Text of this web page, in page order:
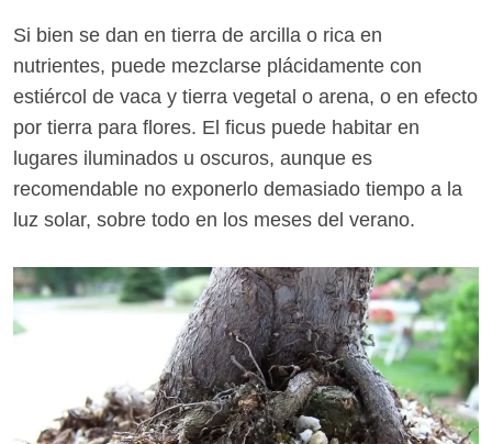
Si bien se dan en tierra de arcilla o rica en
nutrientes, puede mezclarse plácidamente con
estiércol de vaca y tierra vegetal o arena, o en efecto
por tierra para flores. El ficus puede habitar en
lugares iluminados u oscuros, aunque es
recomendable no exponerlo demasiado tiempo a la
luz solar, sobre todo en los meses del verano.